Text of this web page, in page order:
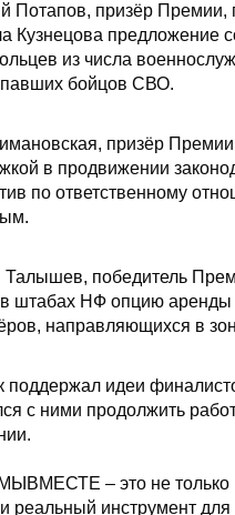
Потапов, призёр Премии,
Кузнецова предложение
из числа
павших бойцов СВО.
призёр
в продвижении
по ответственному
Талышев, победитель
в штабах НФ опцию аренды
направляющихся в
поддержал идеи
с ними продолжить
– это не только
и реальный инструмент для